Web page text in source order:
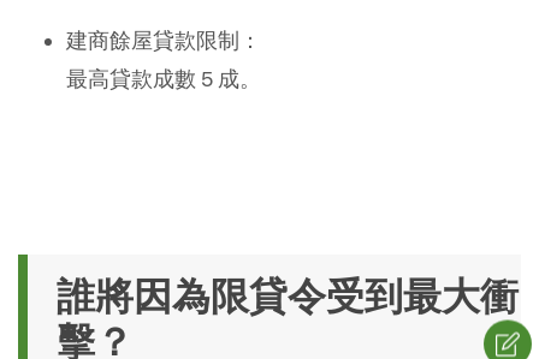
建商餘屋貸款限制：
最高貸款成數 5 成。
誰將因為限貸令受到最大衝
擊？